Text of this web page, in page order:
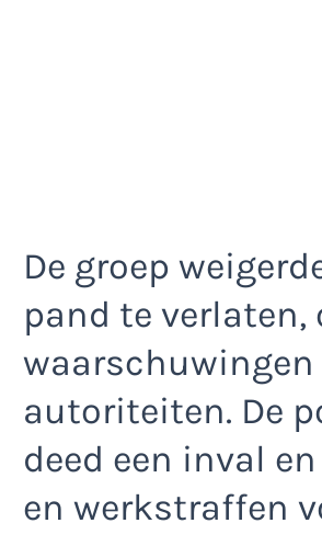
De groep
pand te verlaten,
waarschuwingen
autoriteiten. De
deed een inval
en werkstraffen